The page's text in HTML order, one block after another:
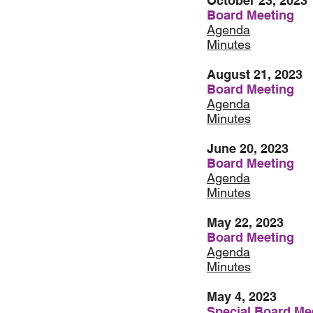
Board Meeting
Agenda
Minutes
August 21, 2023
Board Meeting
Agenda
Minutes
June 20, 2023
Board Meeting
Agenda
Minutes
May 22, 2023
Board Meeting
Agenda
Minutes
May 4, 2023